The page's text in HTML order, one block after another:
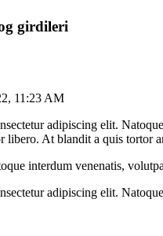
girdileri
11:23 AM
adipiscing elit.
libero. At blandit a quis tortor
interdum venenatis,
adipiscing elit.